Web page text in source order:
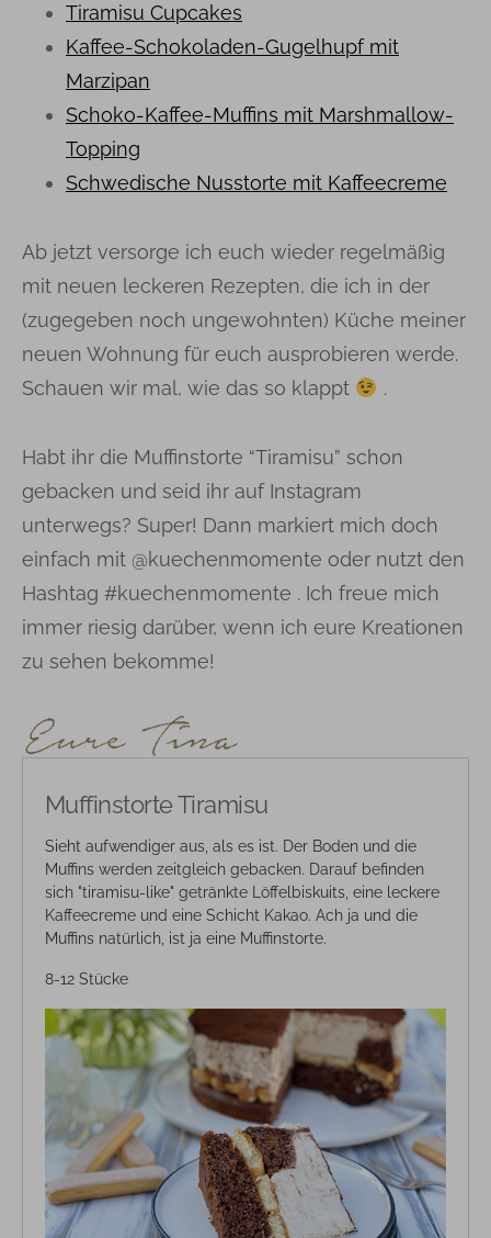
Tiramisu Cupcakes
Kaffee-Schokoladen-Gugelhupf mit
Marzipan
Schoko-Kaffee-Muffins mit Marshmallow-
Topping
Schwedische Nusstorte mit Kaffeecreme
Ab jetzt versorge ich euch wieder regelmäßig
mit neuen leckeren Rezepten, die ich in der
(zugegeben noch ungewohnten) Küche meiner
neuen Wohnung für euch ausprobieren werde.
Schauen wir mal, wie das so klappt
.
Habt ihr die Muffinstorte “Tiramisu” schon
gebacken und seid ihr auf Instagram
unterwegs? Super! Dann markiert mich doch
einfach mit @kuechenmomente oder nutzt den
Hashtag #kuechenmomente . Ich freue mich
immer riesig darüber, wenn ich eure Kreationen
zu sehen bekomme!
Muffinstorte Tiramisu
Sieht aufwendiger aus, als es ist. Der Boden und die
Muffins werden zeitgleich gebacken. Darauf befinden
sich "tiramisu-like" getränkte Löffelbiskuits, eine leckere
Kaffeecreme und eine Schicht Kakao. Ach ja und die
Muffins natürlich, ist ja eine Muffinstorte.
8-12 Stücke